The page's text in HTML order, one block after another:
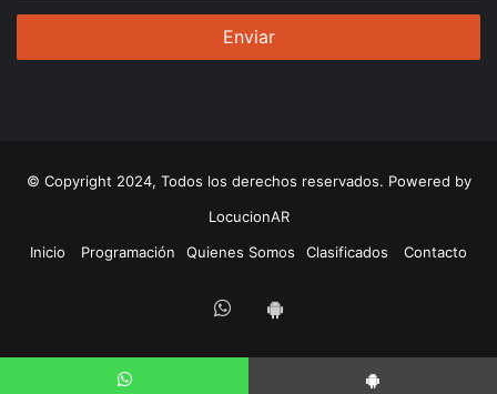
© Copyright 2024, Todos los derechos reservados. Powered by
LocucionAR
Inicio
Programación Quienes Somos Clasificados Contacto
Whatsapp
Android